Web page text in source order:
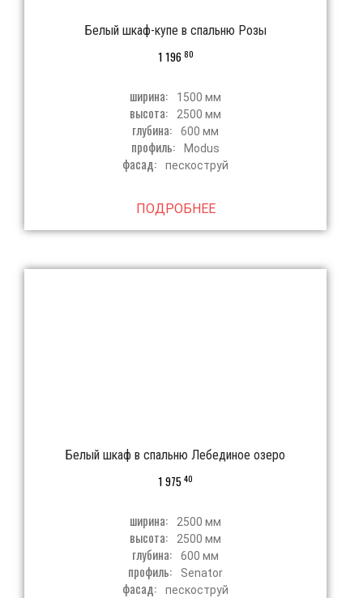
Белый шкаф-купе в спальню Розы
1 196 80
ширина: 1500 мм
высота: 2500 мм
глубина: 600 мм
профиль: Modus
фасад: пескоструй
ПОДРОБНЕЕ
Белый шкаф в спальню Лебединое озеро
1 97540
ширина: 2500 мм
высота: 2500 мм
глубина: 600 мм
профиль: Senator
фасад: пескоструй